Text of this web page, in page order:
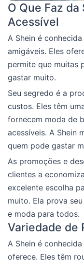
O Que Faz
Acessível
A Shein é
amigáveis. Eles
permite que muitas
gastar muito.
Seu segredo é a
custos. Eles têm
fornecem moda de
acessíveis. A Shein
quem pode gastar
As promoções e
clientes a
excelente escolha
muito. Ela prova
e moda para todos.
Variedade de
A Shein é
oferece. Eles têm